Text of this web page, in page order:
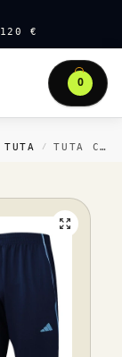
€
0
/ TUTA COMPLETA FELPA ALLENAMENTO ARSENAL 2025 2026 VERDE BLU NAVY